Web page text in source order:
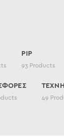
PIP
93 Products
ΤΕΧΝΗ
49